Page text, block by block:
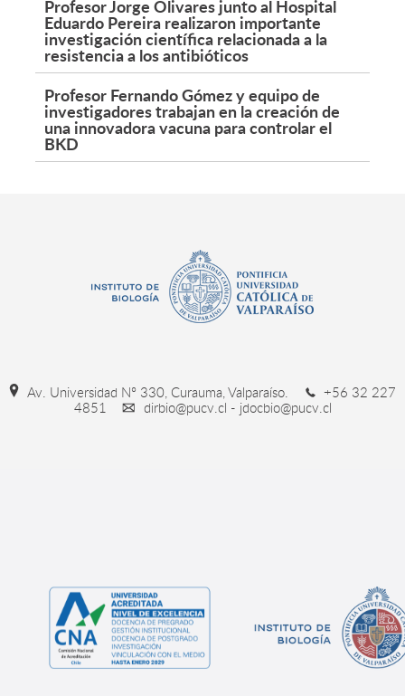
Profesor Jorge Olivares junto al Hospital
Eduardo Pereira realizaron importante
investigación científica relacionada a la
resistencia a los antibióticos
Profesor Fernando Gómez y equipo de
investigadores trabajan en la creación de
una innovadora vacuna para controlar el
BKD
Av. Universidad Nº 330, Curauma, Valparaíso.
+56 32 227
4851
dirbio@pucv.cl - jdocbio@pucv.cl